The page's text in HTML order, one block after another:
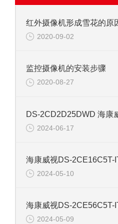
2020-09-02
监控摄像机的安装步骤
2020-08-27
2024-06-17
2024-05-10
2024-05-09